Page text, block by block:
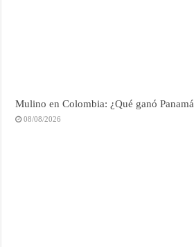
Mulino en Colombia: ¿Qué ganó
08/08/2026